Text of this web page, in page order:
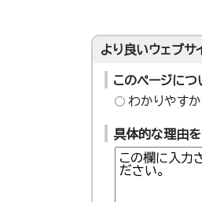
より良いウェブサ
このページに
わかりやすか
具体的な理由